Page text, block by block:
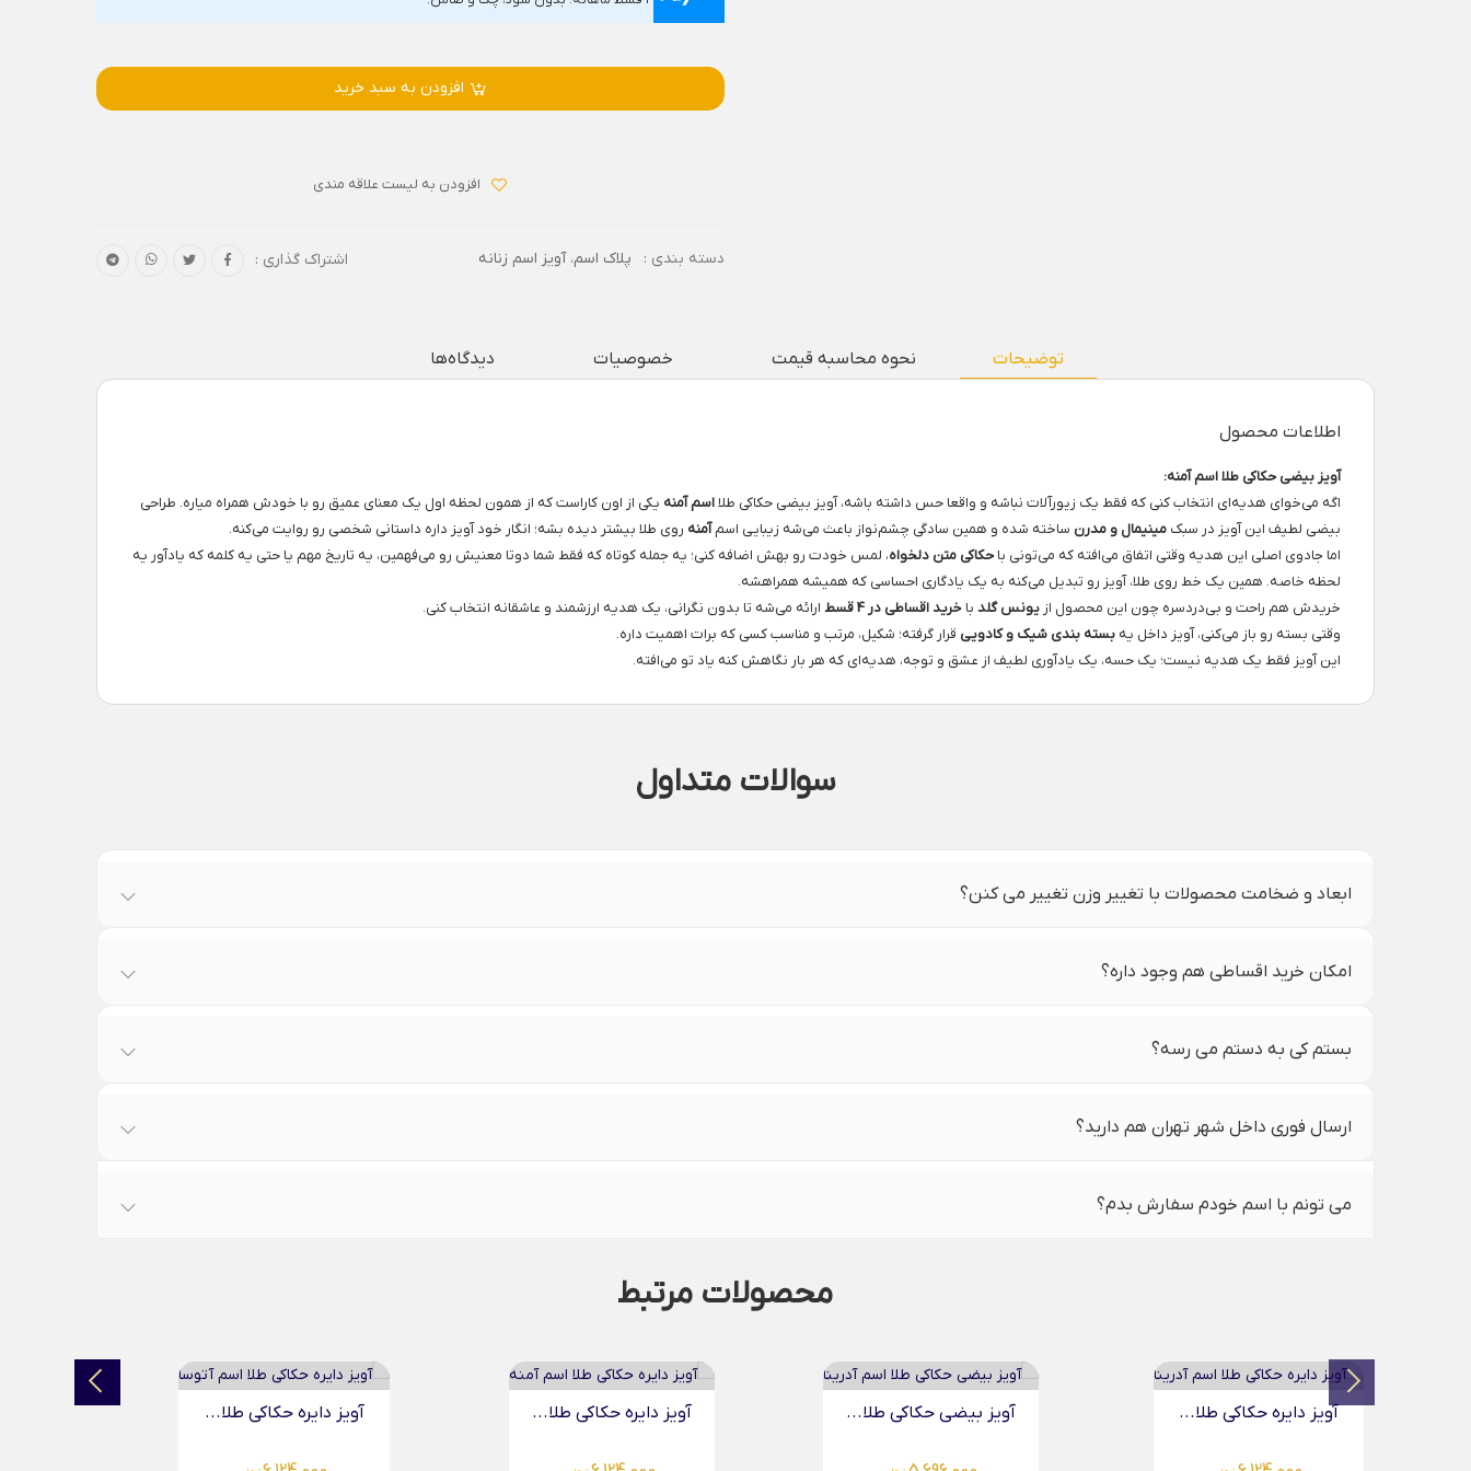
افزودن به سبد خرید
افزودن به لیست علاقه مندی
دسته بندی : پلاک اسم،آویز اسم زنانه اشتراک گذاری :
توضیحات نحوه محاسبه قیمت خصوصیات دیدگاه‌ها
اطلاعات محصول
آویز بیضی حکاکی طلا اسم آمنه:
اگه می‌خوای هدیه‌ای انتخاب کنی که فقط یک زیورآلات نباشه و واقعا حس داشته باشه، آویز بیضی حکاکی طلااسم آمنه یکی از اون کاراست که از همون لحظه اول یک معنای عمیق رو با خودش همراه میاره. طراحی
بیضی لطیف این آویز در سبک مینیمال و مدرن ساخته شده و همین سادگی چشم‌نواز باعث می‌شه زیبایی اسمآمنه روی طلا بیشتر دیده بشه؛ انگار خود آویز داره داستانی شخصی رو روایت می‌کنه.
اما جادوی اصلی این هدیه وقتی اتفاق می‌افته که می‌تونی باحکاکی متن دلخواه، لمس خودت رو بهش اضافه کنی؛ یه جمله کوتاه که فقط شما دوتا معنیش رو می‌فهمین، یه تاریخ مهم یا حتی یه کلمه که یادآور یه
لحظه خاصه. همین یک خط روی طلا، آویز رو تبدیل می‌کنه به یک یادگاری احساسی که همیشه همراهشه.
خریدش هم راحت و بی‌دردسره چون این محصول از یونس گلد با خرید اقساطی در 4 قسط
ارائه می‌شه تا بدون نگرانی، یک هدیه ارزشمند و عاشقانه انتخاب کنی.
وقتی بسته رو باز می‌کنی، آویز داخل یه بسته بندی شیک و کادویی قرار گرفته؛ شکیل، مرتب و مناسب کسی که برات اهمیت داره.
این آویز فقط یک هدیه نیست؛ یک حسه، یک یادآوری لطیف از عشق و توجه، هدیه‌ای که هر بار نگاهش کنه یاد تو می‌افته.
سوالات متداول
ابعاد و ضخامت محصولات با تغییر وزن تغییر می کنن؟
امکان خرید اقساطی هم وجود داره؟
بستم کی به دستم می رسه؟
ارسال فوری داخل شهر تهران هم دارید؟
می تونم با اسم خودم سفارش بدم؟
محصولات مرتبط
آویز بیضی حکاکی طلا... آویز دایره حکاکی طلا... آویز دایره حکاکی طلا... آویز بیضی حکاکی طلا...